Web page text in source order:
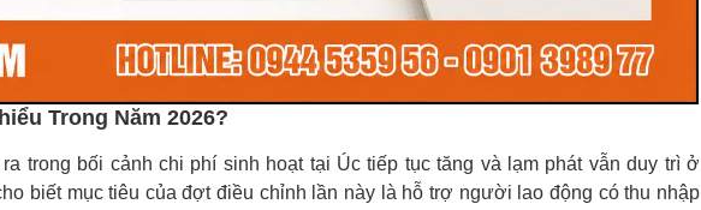
Trong Năm 2026?
trong bối cảnh chi phí sinh hoạt tại Úc tiếp tục tăng và lạm phát vẫn duy trì ở
biết mục tiêu của đợt điều chỉnh lần này là hỗ trợ người lao động có thu nhập